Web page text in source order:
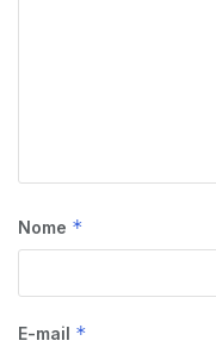
Nome *
E-mail *